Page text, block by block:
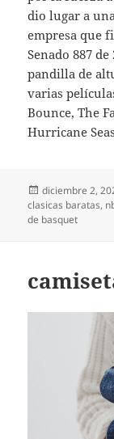
dio lugar a
empresa que
Senado 887
pandilla de
varias
Bounce, The
Hurricane
Publicado
el
diciembre 2,
clasicas baratas,
de basquet